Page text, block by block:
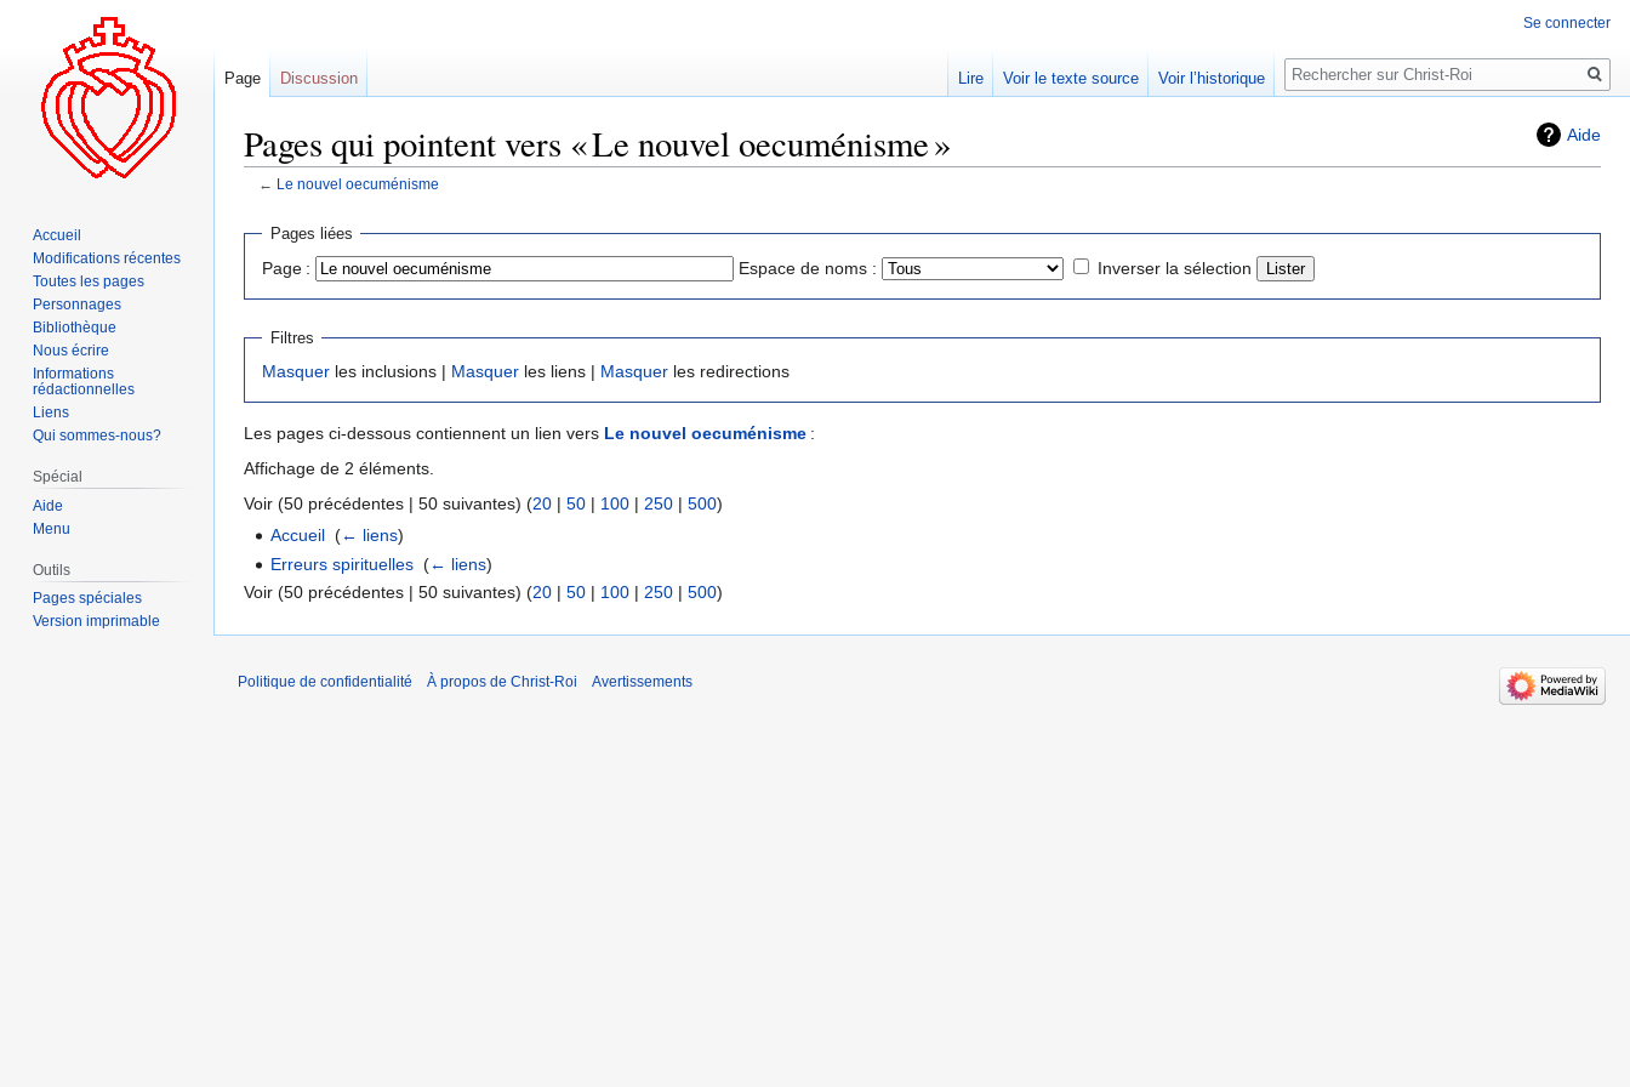
Aide
Pages qui pointent vers « Le nouvel oecuménisme »
← Le nouvel oecuménisme
Aller
navigation
Aller
recherche
Pages liées
Page : Espace de noms : Inverser la sélection
Filtres
Masquer les inclusions | Masquer les liens | Masquer les redirections
Les pages ci-dessous contiennent un lien vers Le nouvel oecuménisme :
Affichage de 2 éléments.
Voir (50 précédentes | 50 suivantes) (20 | 50 | 100 | 250 | 500)
Accueil ‎(← liens)
Erreurs spirituelles ‎(← liens)
Voir (50 précédentes | 50 suivantes) (20 | 50 | 100 | 250 | 500)
Se connecter
Page Discussion Lire Voir le texte source Voir l’historique
Rechercher
Accueil
Modifications récentes
Toutes les pages
Personnages
Bibliothèque
Nous écrire
Informations
rédactionnelles
Liens
Qui sommes-nous?
Spécial
Aide
Menu
Outils
Pages spéciales
Version imprimable
Politique de confidentialité À propos de Christ-Roi Avertissements